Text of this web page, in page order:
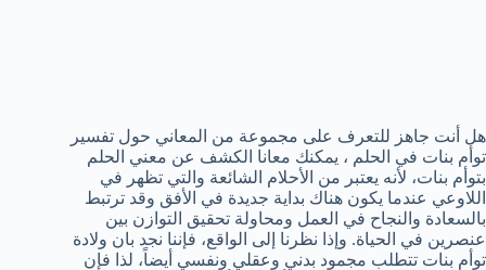
هل أنت جاهز للتعرف على مجموعة من المعاني حول تفسير
توأم بنات في الحلم ، يمكنك معانا الكشف عن معني الحلم
بتوأم بنات، لأنه يعتبر من الأحلام الشائعة والتي تظهر في
اللاوعي عندما يكون هناك بداية جديدة في الأفق وقد ترتبط
بالسعادة والنجاح في العمل ومحاولة تحقيق التوازن بين
عنصرين في الحياة. وإذا نظرنا إلى الواقع، فإننا نجد بان ولادة
توأم بنات تتطلب مجمود بدني وعقلي ونفسي أيضاً، لذا فإن